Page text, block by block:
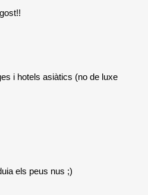
i hotels asiàtics (no de luxe
els peus nus ;)